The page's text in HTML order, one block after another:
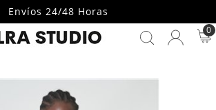
Envíos 24/48 Horas
0